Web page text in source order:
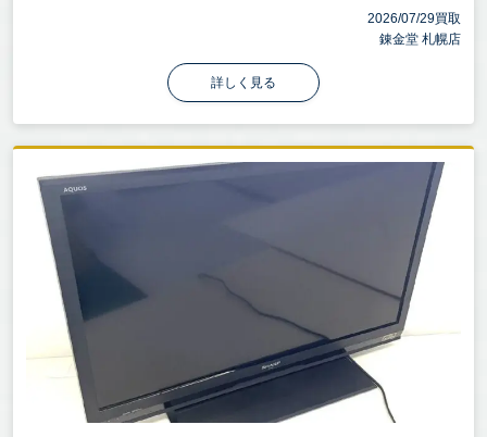
2026/07/29買取
錬金堂 札幌店
詳しく見る